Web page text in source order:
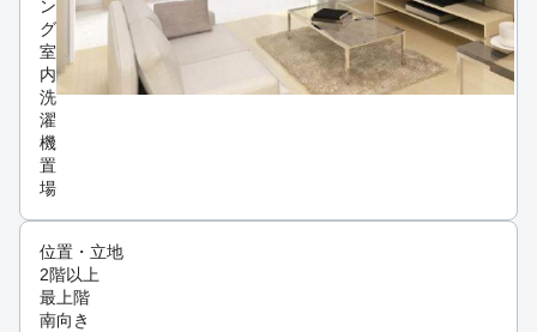
ン
グ
室
内
洗
濯
機
置
場
位置・立地
2階以上
最上階
南向き